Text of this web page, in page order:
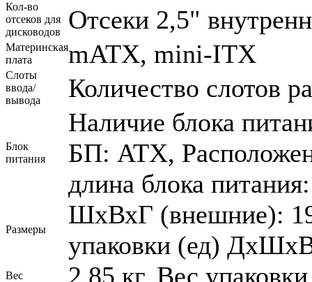
Кол-во
отсеков для
дисководов
Отсеки 2,5"
Материнская
плата
mATX, mini-ITX
Слоты
ввода/
вывода
Количество слотов
Блок
питания
Наличие блока
БП: ATX,
длина блока
Размеры
ШхВхГ (внешние):
упаковки (ед)
Вес 2.85 кг, Вес